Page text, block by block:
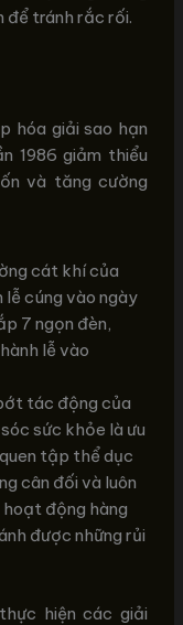
để tránh rắc rối.
hóa giải sao hạn
1986 giảm thiểu
và tăng cường
cát khí của
lễ cúng vào ngày
7 ngọn đèn,
lễ vào
tác động của
sức khỏe là ưu
tập thể dục
cân đối và luôn
động hàng
được những rủi
hiện các giải